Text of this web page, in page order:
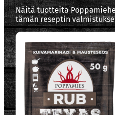
Näitä tuotteita
tämän reseptin